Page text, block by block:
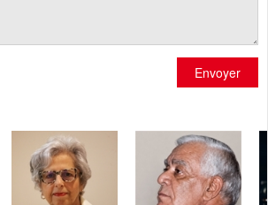
Envoyer